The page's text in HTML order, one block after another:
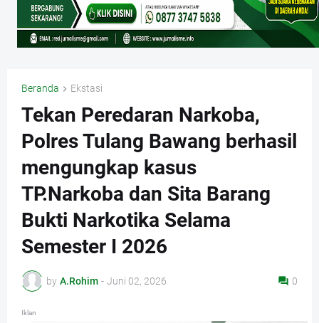
Beranda Ekstasi
Tekan Peredaran Narkoba,
Polres Tulang Bawang berhasil
mengungkap kasus
TP.Narkoba dan Sita Barang
Bukti Narkotika Selama
Semester I 2026
by A.Rohim - Juni 02, 2026 0
Iklan